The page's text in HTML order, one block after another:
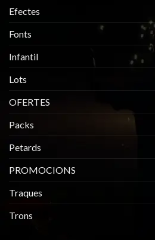
Efectes
Fonts
Infantil
Lots
OFERTES
Packs
Petards
PROMOCIONS
Traques
Trons